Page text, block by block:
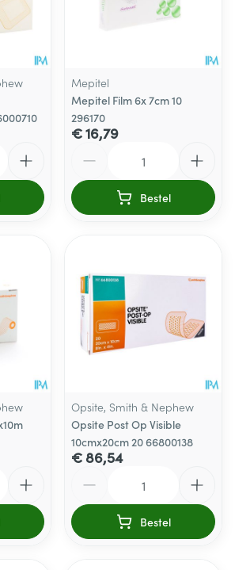
Mepitel
Mepitel Film 6x 7cm 10
296170
€ 16,79
Bestel
Opsite, Smith & Nephew
Opsite Post Op Visible
10cmx20cm 20 66800138
€ 86,54
Bestel